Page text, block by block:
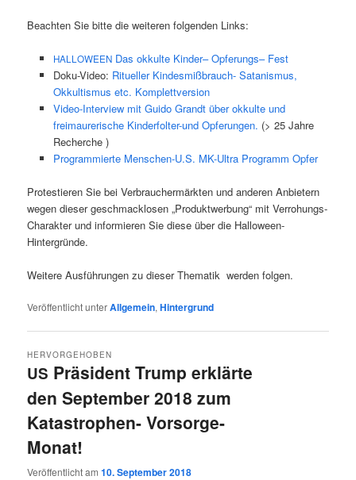
Beach­ten Sie bit­te die wei­te­ren fol­gen­den Links:
HALLOWEENDas okkulte Kin­der– Opfe­rungs– Fest
Doku-Video: Ritueller Kindesmißbrauch- Satanismus,
Okkultismus etc. Komplettversion
Video-Interview mit Guido Grandt über okkulte und
freimaurerische Kinderfolter-und Opferungen. (> 25 Jahre
Recherche )
Programmierte Menschen‑U.S. MK-Ultra Programm Opfer
Pro­tes­tie­ren Sie bei Ver­brau­cher­märk­ten und ande­ren Anbie­tern
wegen die­ser geschmack­lo­sen „Pro­dukt­wer­bung“ mit Ver­ro­hungs-
Cha­rak­ter und infor­mie­ren Sie die­se über die Hal­lo­ween-
Hintergründe.
Wei­te­re Aus­füh­run­gen zu die­ser The­ma­tik wer­den folgen.
Veröffentlicht unterAllgemein,Hintergrund
US Präsident Trump erklärte
den September 2018 zum
Katastrophen- Vorsorge-
Monat!
HERVORGEHOBEN
Veröffentlicht am10. September 2018